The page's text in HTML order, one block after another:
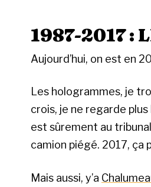
1987-2017 :
Aujourd’hui, on est en
Les hologrammes, je
crois, je ne regarde
est sûrement au
camion piégé. 2017, ça
Mais aussi, y’a